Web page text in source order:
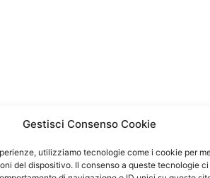
Gestisci Consenso Cookie
utilizziamo tecnologie come i cookie per
del dispositivo. Il consenso a queste tecnologie